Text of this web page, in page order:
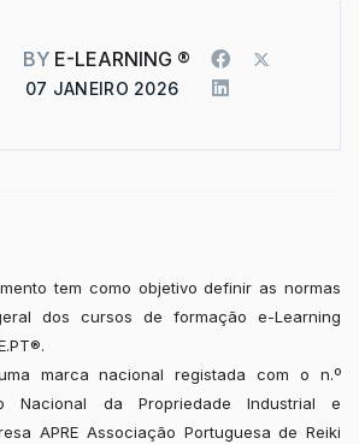
BY E-LEARNING ®
07 JANEIRO 2026
tem como objetivo definir as normas
dos cursos de formação e-Learning
marca nacional registada com o n.º
Nacional da Propriedade Industrial e
APRE Associação Portuguesa de Reiki